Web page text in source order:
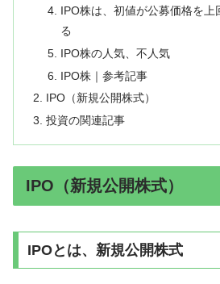
IPO株は、初値が公募価格を上
る
IPO株の人気、不人気
IPO株｜参考記事
IPO（新規公開株式）
投資の関連記事
IPO（新規公開株式）
IPOとは、新規公開株式